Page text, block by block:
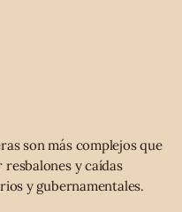
son más complejos que
y caídas
y gubernamentales.